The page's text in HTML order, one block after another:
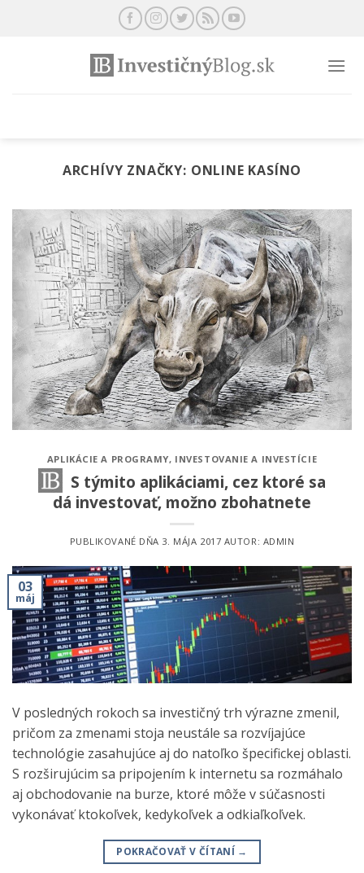
ARCHÍVY ZNAČKY: ONLINE KASÍNO
APLIKÁCIE A PROGRAMY, INVESTOVANIE A INVESTÍCIE
S týmito aplikáciami, cez ktoré sa
dá investovať, možno zbohatnete
PUBLIKOVANÉ DŇA 3. MÁJA 2017 AUTOR: ADMIN
03
máj
V posledných rokoch sa investičný trh výrazne zmenil,
pričom za zmenami stoja neustále sa rozvíjajúce
technológie zasahujúce aj do natoľko špecifickej oblasti.
S rozširujúcim sa pripojením k internetu sa rozmáhalo
aj obchodovanie na burze, ktoré môže v súčasnosti
vykonávať ktokoľvek, kedykoľvek a odkiaľkoľvek.
POKRAČOVAŤ V ČÍTANÍ →